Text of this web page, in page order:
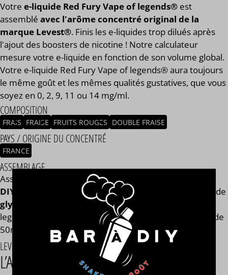
Votre e-liquide Red Fury Vape of legends® est
assemblé avec l'arôme concentré original de la
marque Levest®. Finis les e-liquides trop dilués après
l'ajout des boosters de nicotine ! Notre calculateur
mesure votre e-liquide en fonction de son volume global.
Votre e-liquide Red Fury Vape of legends® aura toujours
le même goût et les mêmes qualités gustatives, que vous
soyez en 0, 2, 9, 11 ou 14 mg/ml.
COMPOSITION
FRAIS FRAISE FRUITS ROUGES DOUBLE FRAISE
PAYS / ORIGINE DU CONCENTRÉ
FRANCE
ASSEMBLAGE
Assemblage réalisé à PLOUESCAT - France par
DIY®
mono propylène glycol végétal
, de
glycérine végétale
et de l'arôme Red Fury Vape of
legends® de la marque Levest®. Disponible en flacon de
50ml, 125ml, 250ml, 500ml et 1L. STEEP : 1 jour.
LEVEST®
L’ART DES E-LIQUIDES GOURMANDS ET